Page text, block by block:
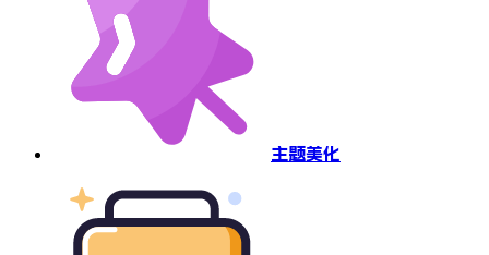
主题美化